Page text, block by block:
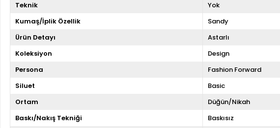
Teknik
Yok
Kumaş/İplik Özellik
Sandy
Ürün Detayı
Astarlı
Koleksiyon
Design
Persona
Fashion Forward
Siluet
Basic
Ortam
Düğün/Nikah
Baskı/Nakış Tekniği
Baskısız